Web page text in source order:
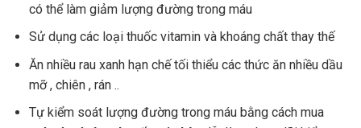
có thể làm giảm lượng đường trong máu
Sử dụng các loại thuốc vitamin và khoáng chất thay thế
Ăn nhiều rau xanh hạn chế tối thiểu các thức ăn nhiều dầu
mỡ , chiên , rán ..
Tự kiểm soát lượng đường trong máu bằng cách mua